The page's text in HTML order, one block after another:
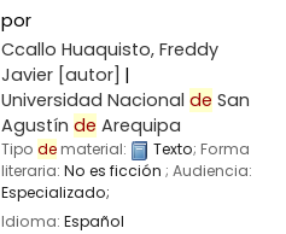
por
Ccallo Huaquisto, Freddy
Javier[autor]
Universidad Nacional de San
Agustín de Arequipa
Tipo dematerial: Texto; Forma
literaria: No es ficción ; Audiencia:
Especializado;
Idioma: Español